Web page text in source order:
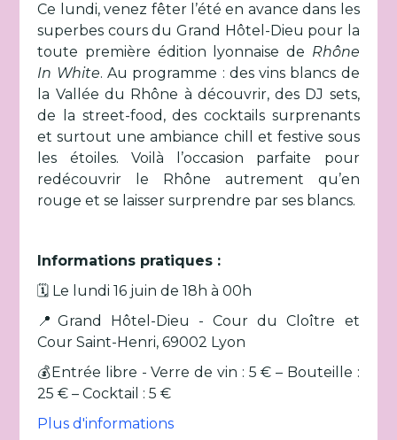
Ce lundi, venez fêter l’été en avance dans les
superbes cours du Grand Hôtel-Dieu pour la
toute première édition lyonnaise de Rhône
In White. Au programme : des vins blancs de
la Vallée du Rhône à découvrir, des DJ sets,
de la street-food, des cocktails surprenants
et surtout une ambiance chill et festive sous
les étoiles. Voilà l’occasion parfaite pour
redécouvrir le Rhône autrement qu’en
rouge et se laisser surprendre par ses blancs.
Informations pratiques :
🗓️ Le lundi 16 juin de 18h à 00h
📍Grand Hôtel-Dieu - Cour du Cloître et
Cour Saint-Henri, 69002 Lyon
💰Entrée libre - Verre de vin : 5 € – Bouteille :
25 € – Cocktail : 5 €
Plus d'informations